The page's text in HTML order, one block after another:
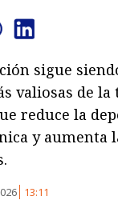
sigue
valiosas de la
reduce la
y aumenta
13:11